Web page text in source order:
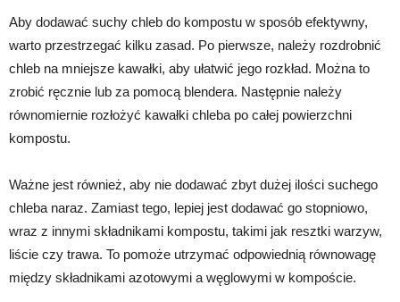
Aby dodawać suchy chleb do kompostu w sposób efektywny,
warto przestrzegać kilku zasad. Po pierwsze, należy rozdrobnić
chleb na mniejsze kawałki, aby ułatwić jego rozkład. Można to
zrobić ręcznie lub za pomocą blendera. Następnie należy
równomiernie rozłożyć kawałki chleba po całej powierzchni
kompostu.
Ważne jest również, aby nie dodawać zbyt dużej ilości suchego
chleba naraz. Zamiast tego, lepiej jest dodawać go stopniowo,
wraz z innymi składnikami kompostu, takimi jak resztki warzyw,
liście czy trawa. To pomoże utrzymać odpowiednią równowagę
między składnikami azotowymi a węglowymi w kompoście.